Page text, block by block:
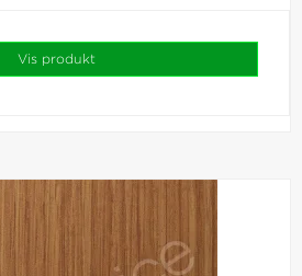
Vis produkt